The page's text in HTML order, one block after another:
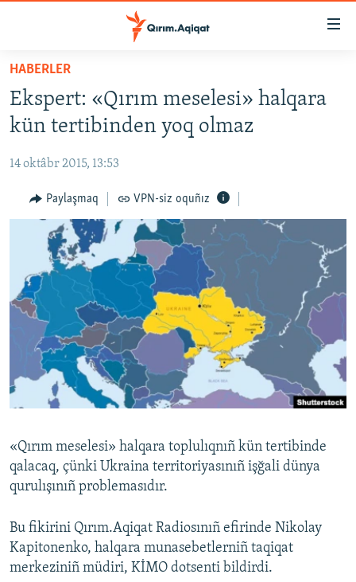
Esas
qaytmaq
Baş
qaytmaq
qaytmaq
HABERLER
SİYASET
CEMİYET
MEDENİYET
İNSAN AQLARI
VİDEO
SÜRET
BLOGLAR
FİKİR
Русский
Українською
QOŞULIÑIZ!
RFE/RS bütün saytları
HABERLER
Ekspert: «Qırım meselesi» halqara
kün tertibinden yoq olmaz
14 oktâbr 2015, 13:53
Paylaşmaq VPN-siz oquñız
«Qırım meselesi» halqara toplulıqnıñ kün tertibinde
qalacaq, çünki Ukraina territoriyasınıñ işğali dünya
qurulışınıñ problemasıdır.
Bu fikirini Qırım.Aqiqat Radiosınıñ efirinde Nikolay
Kapitonenko, halqara munasebetlerniñ taqiqat
merkeziniñ müdiri, KİMO dotsenti bildirdi.